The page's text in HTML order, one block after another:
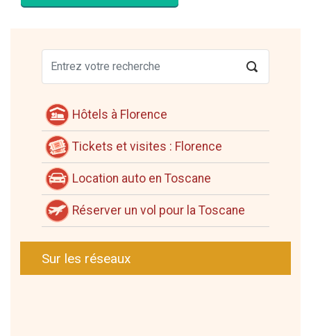
Hôtels à Florence
Tickets et visites : Florence
Location auto en Toscane
Réserver un vol pour la Toscane
Sur les réseaux